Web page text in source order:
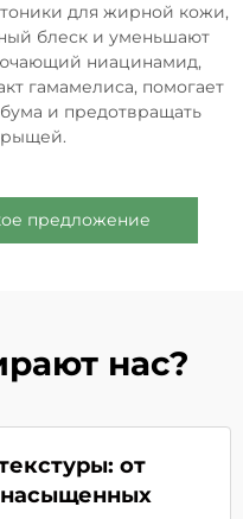
для жирной кожи,
блеск и уменьшают
ниацинамид,
гамамелиса, помогает
и предотвращать
предложение
нас?
от